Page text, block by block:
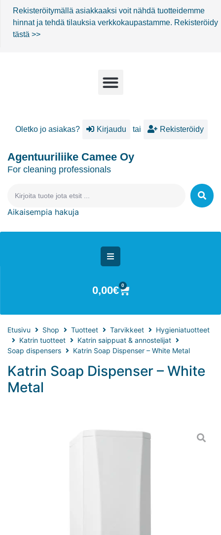
Rekisteröitymällä asiakkaaksi voit nähdä tuotteidemme
hinnat ja tehdä tilauksia verkkokaupastamme. Rekisteröidy
tästä >>
Oletko jo asiakas? Kirjaudu tai Rekisteröidy
Agentuuriliike Camee Oy
For cleaning professionals
Aikaisempia hakuja
0,00€ 0
Katrin Soap Dispenser – White
Metal
Etusivu Shop Tuotteet Tarvikkeet
Hygieniatuotteet
Katrin tuotteet
Katrin saippuat & annostelijat
Soap dispensers
Katrin Soap Dispenser – White Metal